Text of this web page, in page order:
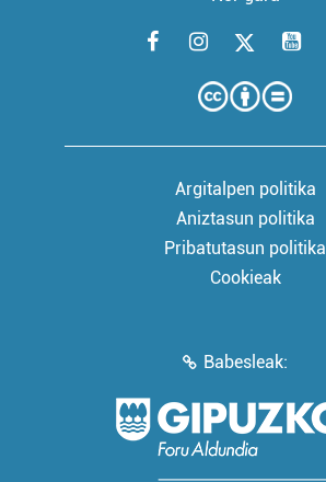
Argitalpen politika
Aniztasun politika
Pribatutasun politika
Cookieak
Babesleak: